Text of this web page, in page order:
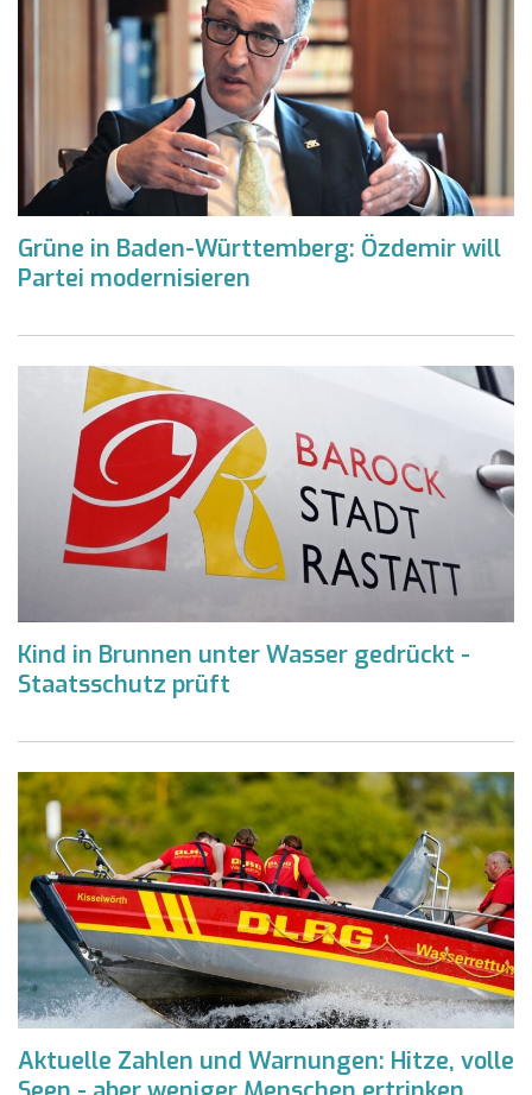
Grüne in Baden-Württemberg: Özdemir will
Partei modernisieren
Kind in Brunnen unter Wasser gedrückt -
Staatsschutz prüft
Aktuelle Zahlen und Warnungen: Hitze, volle